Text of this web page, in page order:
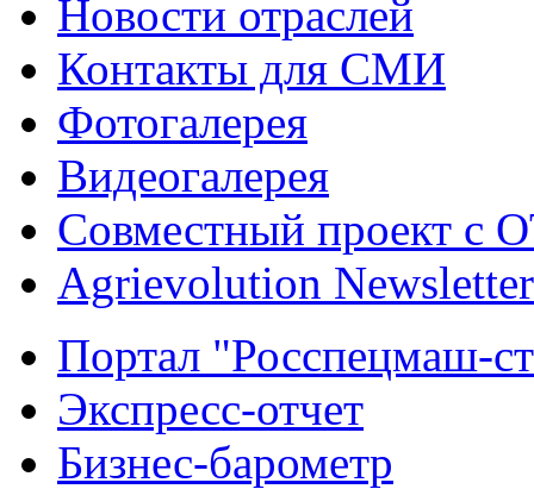
Новости отраслей
Контакты для СМИ
Фотогалерея
Видеогалерея
Совместный проект с
Agrievolution Newsletter
Портал "Росспецмаш-
Экспресс-отчет
Бизнес-барометр